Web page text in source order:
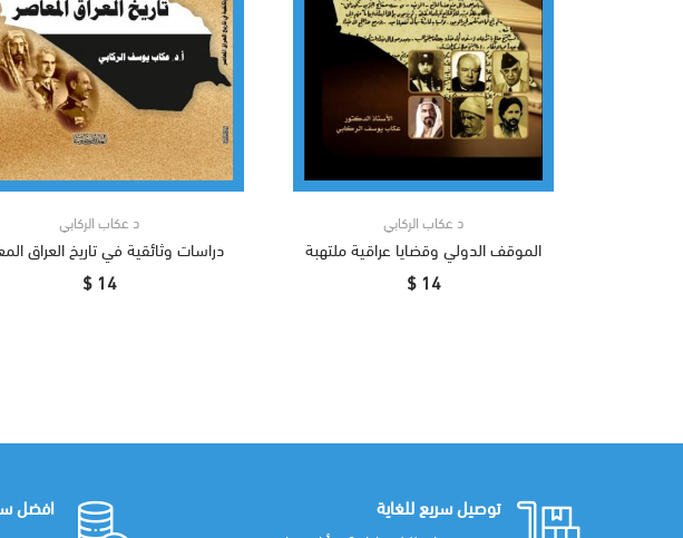
د عكاب الركابي
الموقف الدولي وقضايا عراقية ملتهبة
14 $
د عكاب الركابي
دراسات وثائقية في تاريخ العراق
14 $
توصيل سريع للغاية افضل